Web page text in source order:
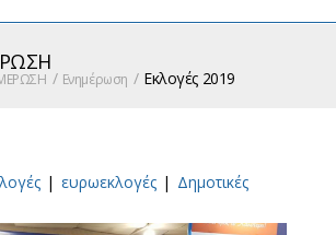
Ενημέρωση Εκλογές 2019
| ευρωεκλογές | Δημοτικές